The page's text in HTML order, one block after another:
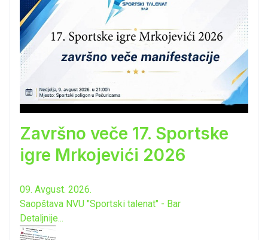
Završno veče 17. Sportske
igre Mrkojevići 2026
09. Avgust. 2026.
Saopštava NVU "Sportski talenat" - Bar
Detaljnije...